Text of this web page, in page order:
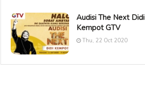
Audisi The Next Didi
Kempot GTV
Thu, 22 Oct 2020